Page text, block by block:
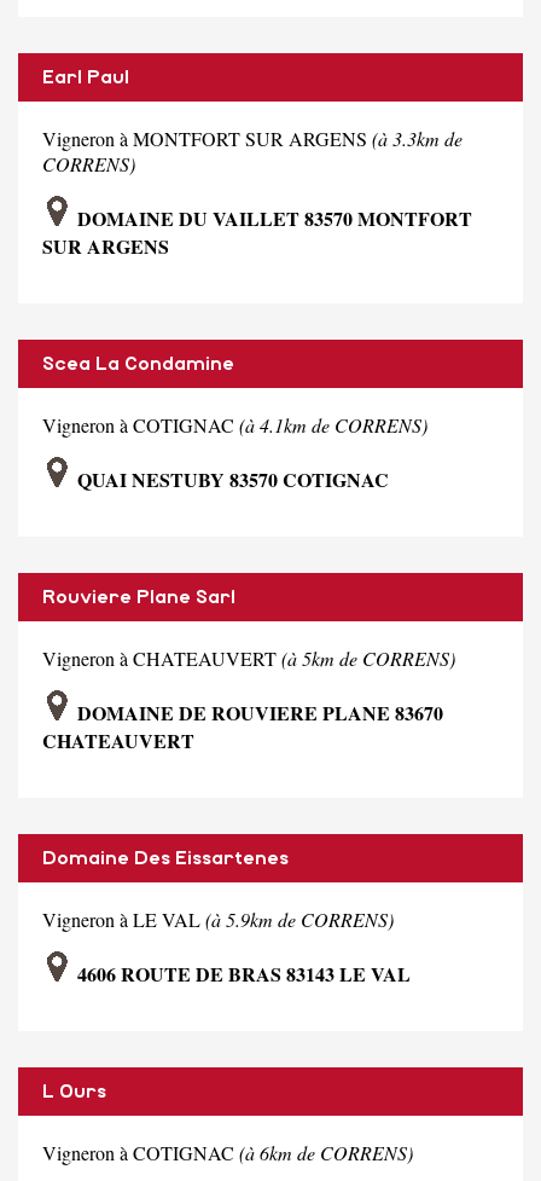
Earl Paul
Vigneron à MONTFORT SUR ARGENS (à 3.3km de
CORRENS)
DOMAINE DU VAILLET 83570 MONTFORT
SUR ARGENS
Scea La Condamine
Vigneron à COTIGNAC (à 4.1km de CORRENS)
QUAI NESTUBY 83570 COTIGNAC
Rouviere Plane Sarl
Vigneron à CHATEAUVERT(à 5km de CORRENS)
DOMAINE DE ROUVIERE PLANE 83670
CHATEAUVERT
Domaine Des Eissartenes
Vigneron à LE VAL(à 5.9km de CORRENS)
4606 ROUTE DE BRAS 83143 LE VAL
L Ours
Vigneron à COTIGNAC (à 6km de CORRENS)